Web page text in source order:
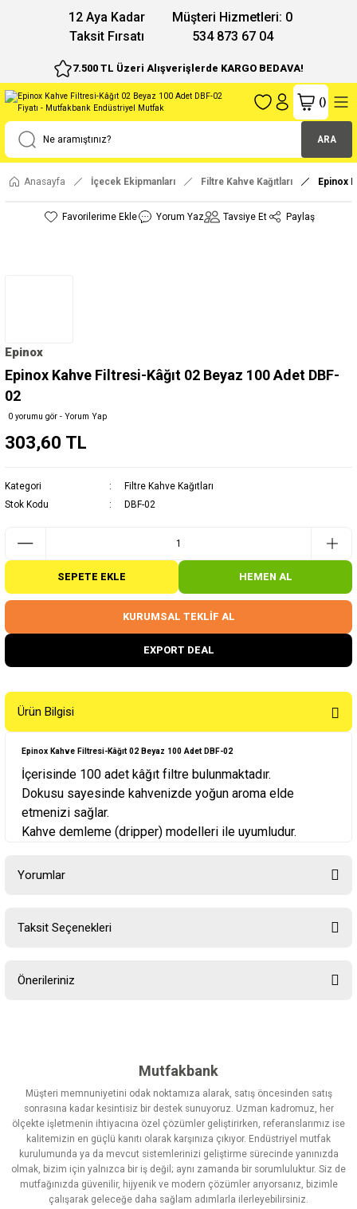
12 Aya Kadar
Taksit Fırsatı
Müşteri Hizmetleri: 0
534 873 67 04
7.500 TL Üzeri Alışverişlerde KARGO BEDAVA!
ARA
()
Anasayfa İçecek Ekipmanları Filtre Kahve Kağıtları Epinox
Yorum Yaz Tavsiye Et Paylaş
Epinox
Epinox Kahve Filtresi-Kâğıt 02 Beyaz 100 Adet DBF-
02
0 yorumu gör - Yorum Yap
303,60 TL
Kategori
Filtre Kahve Kağıtları
Stok Kodu
DBF-02
SEPETE EKLE HEMEN AL
KURUMSAL TEKLİF AL
EXPORT DEAL
Ürün Bilgisi
Epinox Kahve Filtresi-Kâğıt 02 Beyaz 100 Adet DBF-02
İçerisinde 100 adet kâğıt filtre bulunmaktadır.
Dokusu sayesinde kahvenizde yoğun aroma elde
etmenizi sağlar.
Kahve demleme (dripper) modelleri ile uyumludur.
Yorumlar
Taksit Seçenekleri
Önerileriniz
Görüş ve önerileriniz için teşekkür ederiz.
Ürün resmi kalitesiz, bozuk veya görüntülenemiyor.
Ürün açıklamasında eksik bilgiler bulunuyor.
Ürün bilgilerinde hatalar bulunuyor.
Ürün fiyatı diğer sitelerden daha pahalı.
Bu ürüne benzer farklı alternatifler olmalı.
Mutfakbank
Müşteri memnuniyetini odak noktamıza alarak, satış öncesinden satış
sonrasına kadar kesintisiz bir destek sunuyoruz. Uzman kadromuz, her
ölçekte işletmenin ihtiyacına özel çözümler geliştirirken, referanslarımız ise
kalitemizin en güçlü kanıtı olarak karşınıza çıkıyor. Endüstriyel mutfak
kurulumunda ya da mevcut sistemlerinizi geliştirme sürecinde yanınızda
olmak, bizim için yalnızca bir iş değil; aynı zamanda bir sorumluluktur. Siz de
mutfağınızda güvenilir, hijyenik ve modern çözümler arıyorsanız, bizimle
çalışarak geleceğe daha sağlam adımlarla ilerleyebilirsiniz.